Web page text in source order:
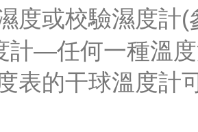
度或校驗濕度計(
計—任何一種溫度
表的干球溫度計